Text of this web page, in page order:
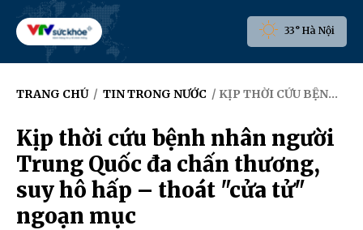
33° Hà Nội
TRANG CHỦ / TIN TRONG NƯỚC / KỊP THỜI CỨU BỆNH NHÂN NGƯỜI TRUNG QUỐC ĐA CHẤN THƯƠNG, SUY HÔ HẤP – THOÁT "CỬA TỬ" NGOẠN MỤC
Kịp thời cứu bệnh nhân người
Trung Quốc đa chấn thương,
suy hô hấp – thoát "cửa tử"
ngoạn mục